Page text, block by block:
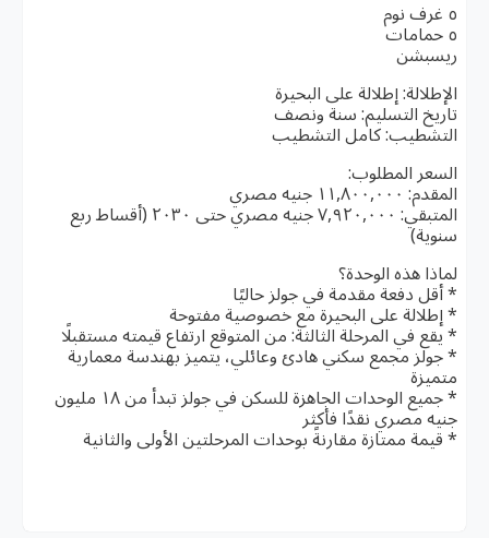
٥ غرف نوم
٥ حمامات
ريسبشن
الإطلالة: إطلالة على البحيرة
تاريخ التسليم: سنة ونصف
التشطيب: كامل التشطيب
السعر المطلوب:
المقدم: ١١,٨٠٠,٠٠٠ جنيه مصري
المتبقي: ٧,٩٢٠,٠٠٠ جنيه مصري حتى ٢٠٣٠ (أقساط ربع
سنوية)
لماذا هذه الوحدة؟
* أقل دفعة مقدمة في جولز حاليًا
* إطلالة على البحيرة مع خصوصية مفتوحة
* يقع في المرحلة الثالثة: من المتوقع ارتفاع قيمته مستقبلًا
* جولز مجمع سكني هادئ وعائلي، يتميز بهندسة معمارية
متميزة
* جميع الوحدات الجاهزة للسكن في جولز تبدأ من ١٨ مليون
جنيه مصري نقدًا فأكثر
* قيمة ممتازة مقارنةً بوحدات المرحلتين الأولى والثانية